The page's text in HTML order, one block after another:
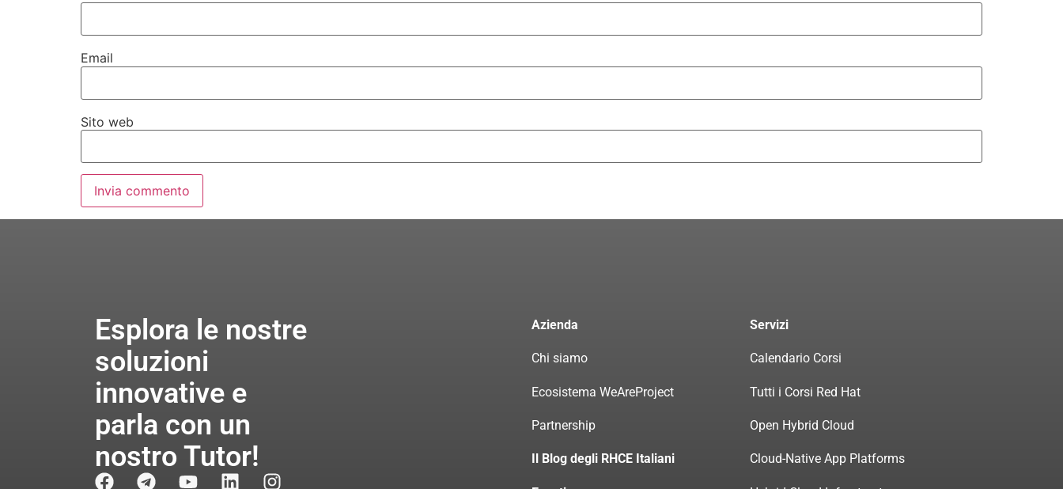
Email
Sito web
Esplora le nostre
soluzioni
innovative e
parla con un
nostro Tutor!
Azienda
Chi siamo
Ecosistema WeAreProject
Partnership
Il Blog degli RHCE Italiani
Servizi
Calendario Corsi
Tutti i Corsi Red Hat
Open Hybrid Cloud
Cloud-Native App Platforms